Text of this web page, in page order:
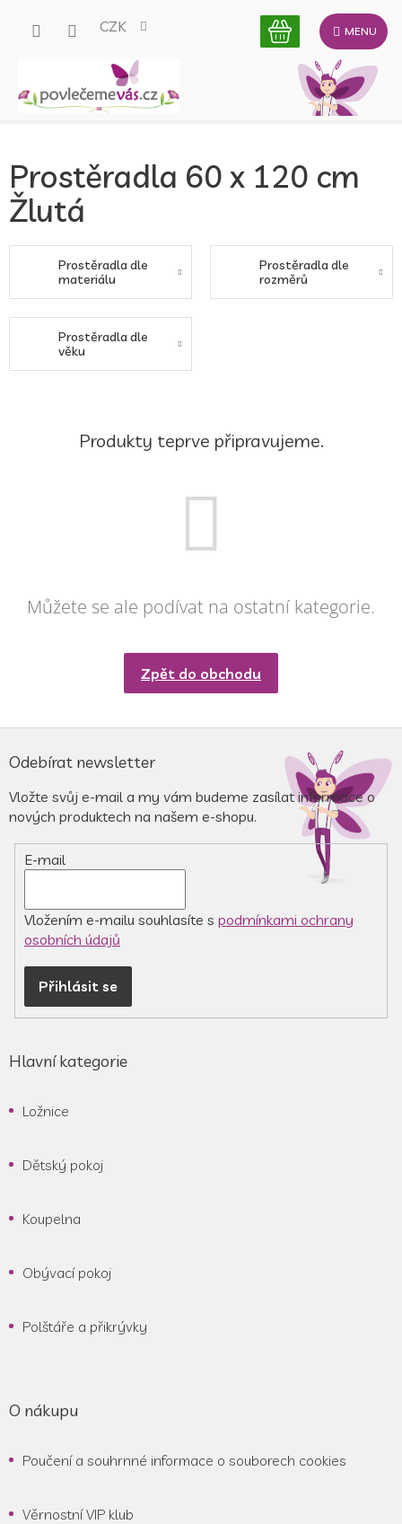
CZK
Prostěradla 60 x 120 cm
Žlutá
Prostěradla dle
materiálu
Prostěradla dle
rozměrů
Prostěradla dle
věku
Produkty teprve připravujeme.
Můžete se ale podívat na ostatní kategorie.
Zpět do obchodu
á
a
Odebírat newsletter
Vložte svůj e-mail a my vám budeme zasílat informace o
nových produktech na našem e-shopu.
E-mail
Vložením e-mailu souhlasíte s podmínkami ochrany
osobních údajů
Přihlásit se
Hlavní kategorie
Ložnice
Dětský pokoj
Koupelna
Obývací pokoj
Polštáře a přikrývky
O nákupu
Poučení a souhrnné informace o souborech cookies
Věrnostní VIP klub